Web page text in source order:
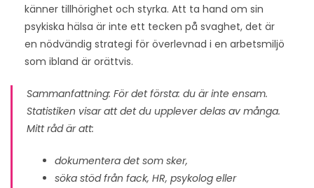
känner tillhörighet och styrka. Att ta hand om sin
psykiska hälsa är inte ett tecken på svaghet, det är
en nödvändig strategi för överlevnad i en arbetsmiljö
som ibland är orättvis.
Sammanfattning: För det första: du är inte ensam.
Statistiken visar att det du upplever delas av många.
Mitt råd är att:
dokumentera det som sker,
söka stöd från fack, HR, psykolog eller